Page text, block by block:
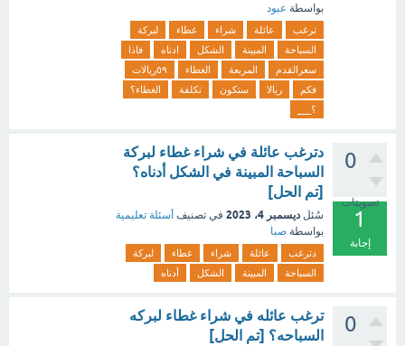
بواسطة عبود
ترغب عائلة شراء غطاء
لبركة
السباحة
المبينة الشكل ادناه
فاذا
سعرالقدم
المربعة الغطاء
٥٩ريالات
فكم
ريالا ستكون تكلفة
الغطاء؟
؟___
0
تصويتات
1
إجابة
دترغب عائلة في شراء غطاء لبركة
السباحة المبينة في الشكل أدناه؟
[تم الحل]
سُئل ديسمبر 4، 2023 في تصنيف أسئلة تعليمية
بواسطة صبا
دترغب عائلة شراء غطاء
لبركة
السباحة
المبينة الشكل أدناه
0
ترغب عائله في شراء غطاء لبركه
السباحه؟ [تم الحل]